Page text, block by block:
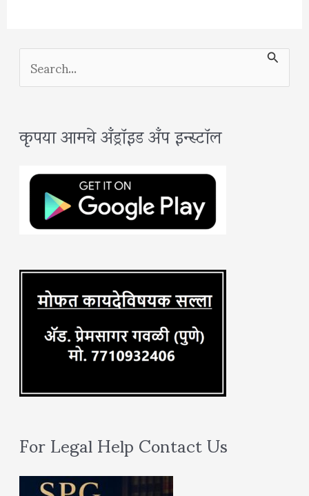
S
e
r
c
:
कृपया आमचे अँड्रॉइड अँप इन्स्टॉल
For Legal Help Contact Us